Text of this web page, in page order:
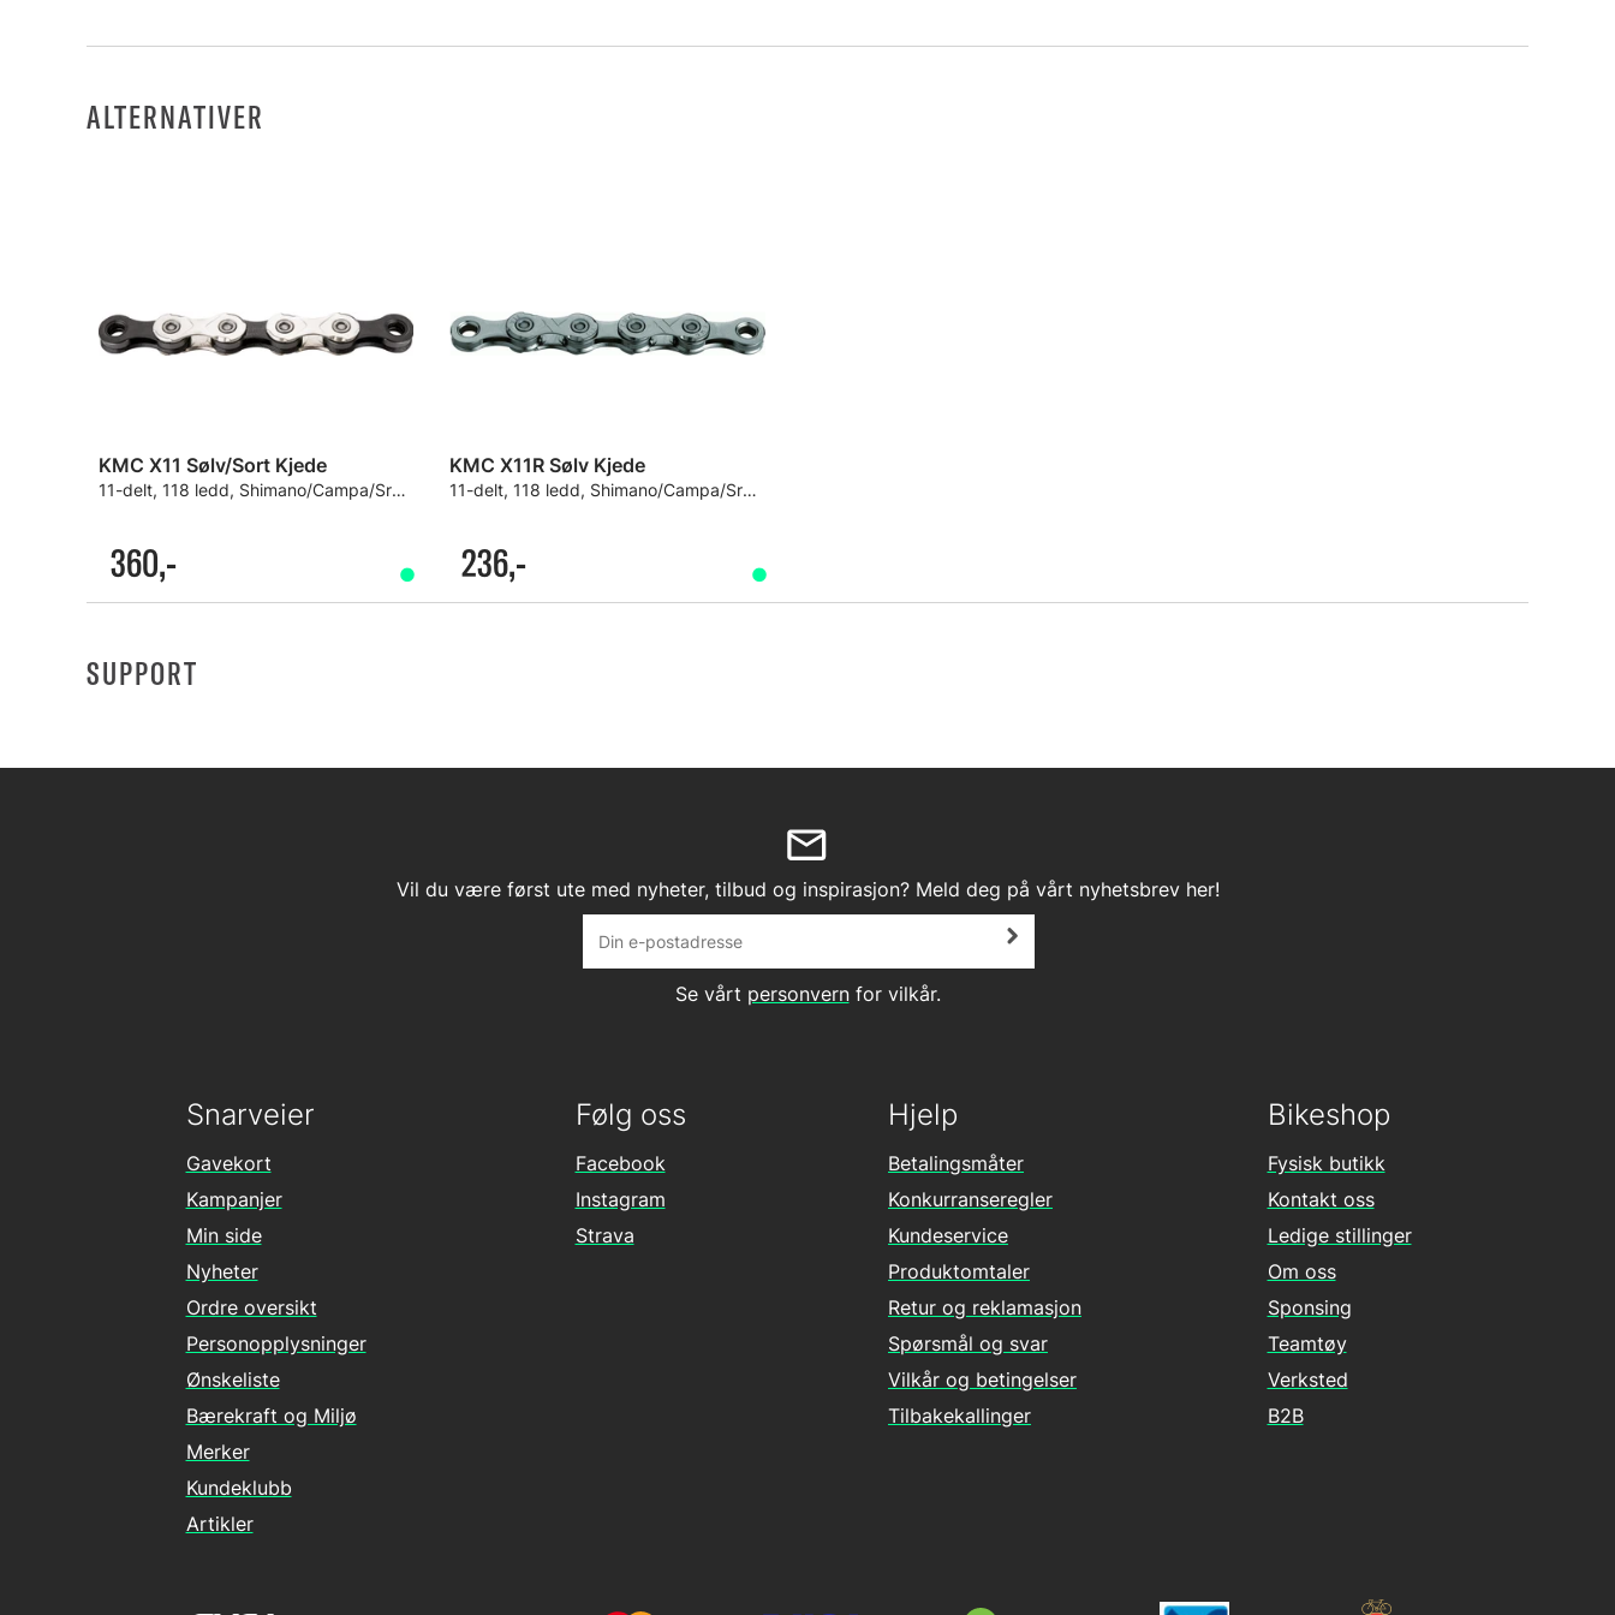
ALTERNATIVER
KMC X11 Sølv/Sort Kjede
11-delt, 118 ledd, Shimano/Campa/Sram
360,-
KMC X11R Sølv Kjede
11-delt, 118 ledd, Shimano/Campa/Sram
236,-
SUPPORT
Vil du være først ute med nyheter, tilbud og inspirasjon? Meld deg på vårt nyhetsbrev her!
Se vårt personvernfor vilkår.
Følg oss
Facebook
Instagram
Strava
Hjelp
Betalingsmåter
Konkurranseregler
Kundeservice
Produktomtaler
Retur og reklamasjon
Spørsmål og svar
Vilkår og betingelser
Tilbakekallinger
Snarveier
Gavekort
Kampanjer
Min side
Nyheter
Ordre oversikt
Personopplysninger
Ønskeliste
Bærekraft og Miljø
Merker
Kundeklubb
Artikler
Bikeshop
Fysisk butikk
Kontakt oss
Ledige stillinger
Om oss
Sponsing
Teamtøy
Verksted
B2B